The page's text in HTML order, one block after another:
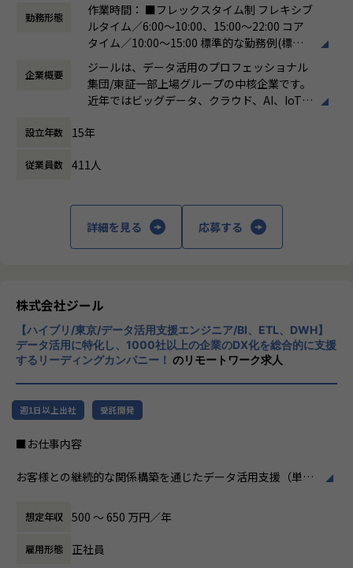
-顧客との関係構築およびリレーション強化
-社内外ステークホルダーとの調整・ファシリテーション
※データ領域については、専門的な開発スキルは必須では
なく、顧客折衝の場においてコミュニケーションが取れるレ
ベルで問題ありません。
■担当頂きたいミッション
ス機会を創出する
・アカウントプランを策定し、営業と連携して提案〜受注ま
・ステアリングコミッティを通じた意思決定支援・関係強化
・顧客と「共に事業を創る」経験ができる
-単発案件ではなく、中長期視点で顧客のビジネス成長に
関与できます。
・大手企業の意思決定層と直接対峙できる
・裁量の大きいアカウント経営に近い役割
で関われます。
-データ領域の専門開発は不要。PM・ビジネス視点を活か
・セカンドキャリアとしてのフィット
-ラインマネジメント経験を活かしつつ、再び顧客最前線で
価値発揮が可能です。
勤務形態
作業時間： ■フレックスタイム制 フレキシブ
ルタイム／6:00～10:00、15:00～22:00 コア
タイム／10:00～15:00 標準的な勤務例(標準
労働時間)／9:00～18:00
働き方：フレックス制（コアタイムあり）
時間外労働の有無： 有（月平均19時間）
休憩時間： 60分
企業概要
ジールは、データ活用のプロフェッショナル
集団/東証一部上場グループの中核企業です。
近年ではビッグデータ、クラウド、AI、IoTを
する立場にスコープを拡張しています。
顧客の大半は大手企業となっており、30年以
■Mission：専門性と技術力、高度な分析ノ
ズに応えるため、私たちは「プロフェッショ
ナルサービスの大衆化」をミッションとして
掲げております。高い専門性を持った技術
力、深い経験から得られた多様性のある高度
な分析力をハイクオリティ＆ローコストで提
供することで、企業の競争優位確保に貢献す
ることを私たちは使命としております。
員全員が燃える会社」を目指しています。理
展する企業です。そして、社員全員が燃え続
ます。お客様に対する長期的な貢献を果たす
設立年数 15年
従業員数 411人
詳細を見る 応募する
株式会社ジール
【ハイブリ/東京/データ活用支援エンジニア/BI、ETL、DWH】
データ活用に特化し、1000社以上の企業のDX化を総合的に支援
するリーディングカンパニー！ のリモートワーク求人
週1日以上出社 受託開発
■お仕事内容
お客様との継続的な関係構築を通じたデータ活用支援（単発
具体的な業務内容は以下のとおりです。
●顧客の業務理解を深め、課題に対するデータ活用の提案・
実行
想定年収 500 〜 650 万円／年
雇用形態 正社員